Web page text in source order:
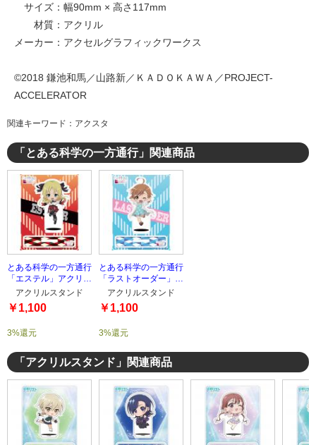
サイズ：幅90mm × 高さ117mm
材質：アクリル
メーカー：アクセルグラフィックワークス
©2018 鎌池和馬／山路新／ＫＡＤＯＫＡＷＡ／PROJECT-
ACCELERATOR
関連キーワード：アクスタ
「とある科学の一方通行」関連商品
とある科学の一方通行
「エステル」アクリル
スタンド
アクリルスタンド
￥1,100
3%還元
とある科学の一方通行
「ラストオーダー」ア
クリルスタンド
アクリルスタンド
￥1,100
3%還元
「アクリルスタンド」関連商品